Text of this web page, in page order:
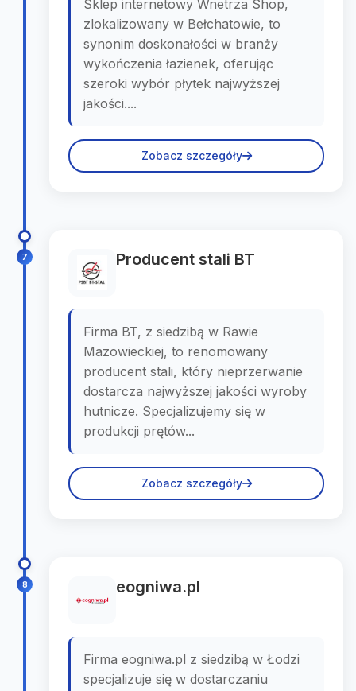
Sklep internetowy Wnetrza Shop,
zlokalizowany w Bełchatowie, to
synonim doskonałości w branży
wykończenia łazienek, oferując
szeroki wybór płytek najwyższej
jakości....
Zobacz szczegóły
7 Producent stali BT
Firma BT, z siedzibą w Rawie
Mazowieckiej, to renomowany
producent stali, który nieprzerwanie
dostarcza najwyższej jakości wyroby
hutnicze. Specjalizujemy się w
produkcji prętów...
Zobacz szczegóły
8 eogniwa.pl
Firma eogniwa.pl z siedzibą w Łodzi
specjalizuje się w dostarczaniu